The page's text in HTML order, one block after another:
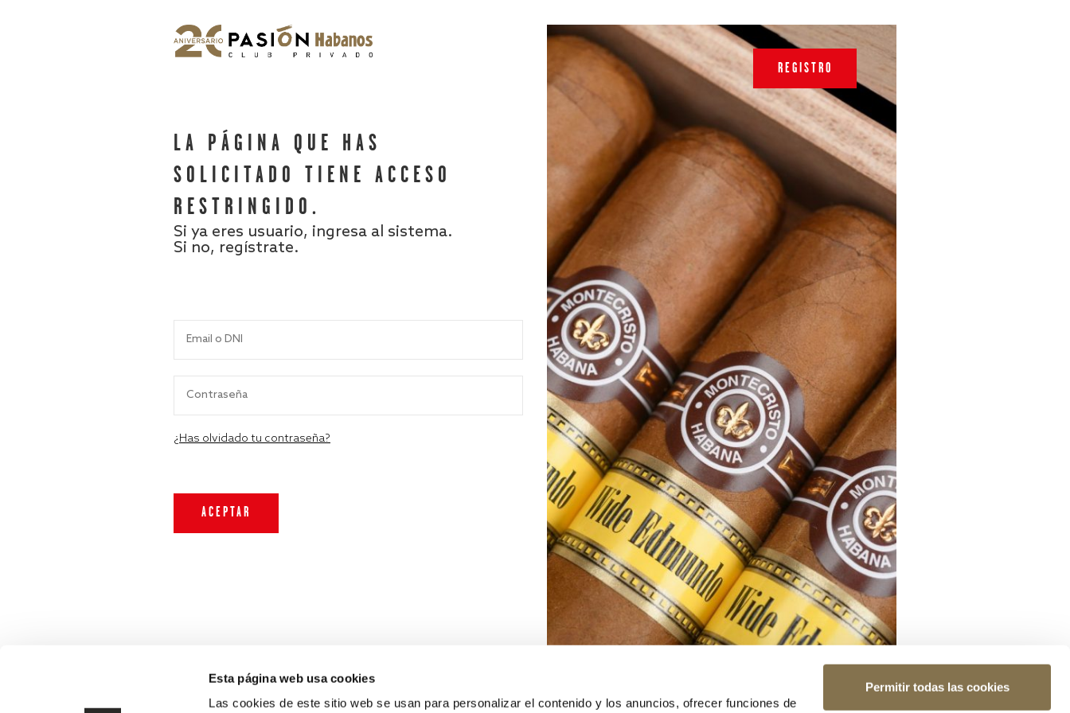
Esta página web usa cookies
Las cookies de este sitio web se usan para personalizar el contenido y los anuncios, ofrecer funciones de
Permitir todas las cookies
LA PÁGINA QUE HAS
SOLICITADO TIENE ACCESO
RESTRINGIDO.
Si ya eres usuario, ingresa al sistema.
Si no, regístrate.
¿Has olvidado tu contraseña?
REGISTRO